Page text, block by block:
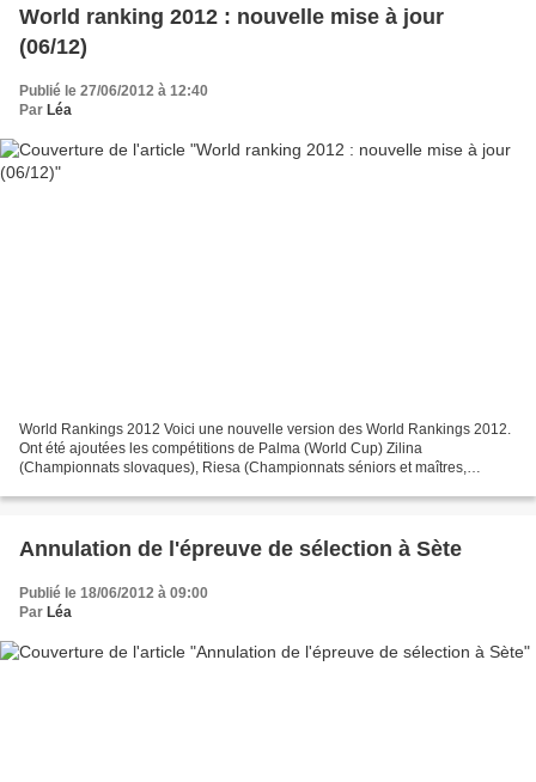
World ranking 2012 : nouvelle mise à jour
(06/12)
Publié le 27/06/2012 à 12:40
Par Léa
World Rankings 2012 Voici une nouvelle version des World Rankings 2012.
Ont été ajoutées les compétitions de Palma (World Cup) Zilina
(Championnats slovaques), Riesa (Championnats séniors et maîtres,
Annulation de l'épreuve de sélection à Sète
Publié le 18/06/2012 à 09:00
Par Léa